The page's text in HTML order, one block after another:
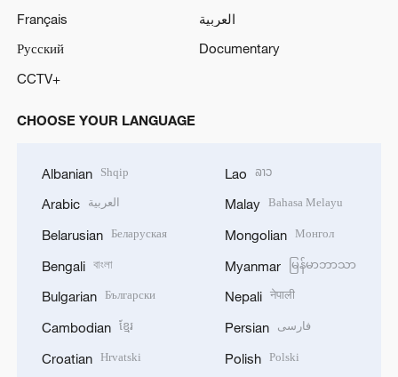
Français
العربية
Русский
Documentary
CCTV+
CHOOSE YOUR LANGUAGE
Albanian Shqip
Arabic العربية
Belarusian Беларуская
Bengali বাংলা
Bulgarian Български
Cambodian ខ្មែរ
Croatian Hrvatski
Lao ລາວ
Malay Bahasa Melayu
Mongolian Монгол
Myanmar မြန်မာဘာသာ
Nepali नेपाली
Persian فارسی
Polish Polski